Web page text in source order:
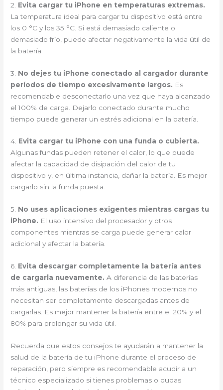
2. Evita cargar tu iPhone en temperaturas extremas.
La temperatura ideal para cargar tu dispositivo está entre
los 0 °C y los 35 °C. Si está demasiado caliente o
demasiado frío, puede afectar negativamente la vida útil de
la batería.
3. No dejes tu iPhone conectado al cargador durante
períodos de tiempo excesivamente largos. Es
recomendable desconectarlo una vez que haya alcanzado
el 100% de carga. Dejarlo conectado durante mucho
tiempo puede generar un estrés adicional en la batería.
4. Evita cargar tu iPhone con una funda o cubierta.
Algunas fundas pueden retener el calor, lo que puede
afectar la capacidad de disipación del calor de tu
dispositivo y, en última instancia, dañar la batería. Es mejor
cargarlo sin la funda puesta.
5. No uses aplicaciones exigentes mientras cargas tu
iPhone. El uso intensivo del procesador y otros
componentes mientras se carga puede generar calor
adicional y afectar la batería.
6. Evita descargar completamente la batería antes
de cargarla nuevamente. A diferencia de las baterías
más antiguas, las baterías de los iPhones modernos no
necesitan ser completamente descargadas antes de
cargarlas. Es mejor mantener la batería entre el 20% y el
80% para prolongar su vida útil.
Recuerda que estos consejos te ayudarán a mantener la
salud de la batería de tu iPhone durante el proceso de
reparación, pero siempre es recomendable acudir a un
técnico especializado si tienes problemas o dudas